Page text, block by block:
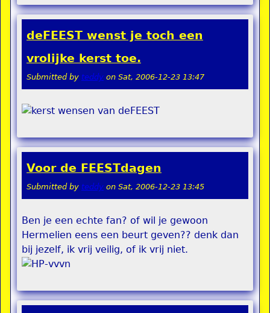
deFEEST wenst je toch een
vrolijke kerst toe.
Submitted by teddy on Sat, 2006-12-23 13:47
Voor de FEESTdagen
Submitted by teddy on Sat, 2006-12-23 13:45
Ben je een echte fan? of wil je gewoon
Hermelien eens een beurt geven?? denk dan
bij jezelf, ik vrij veilig, of ik vrij niet.